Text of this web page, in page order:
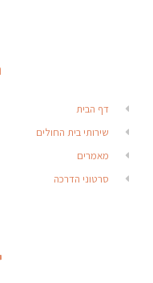
דף הבית
שירותי בית החולים
מאמרים
סרטוני הדרכה